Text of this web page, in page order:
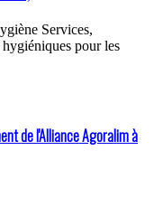
Services,
pour les
de l'Alliance Agoralim à